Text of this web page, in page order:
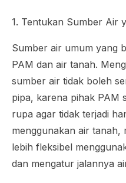
1. Tentukan Sumber Air
Sumber air umum yang
PAM dan air tanah.
sumber air tidak boleh
pipa, karena pihak PAM
rupa agar tidak terjadi
menggunakan air tanah,
lebih fleksibel
dan mengatur jalannya